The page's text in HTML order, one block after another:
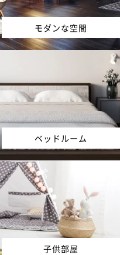
モダンな空間
ベッドルーム
子供部屋